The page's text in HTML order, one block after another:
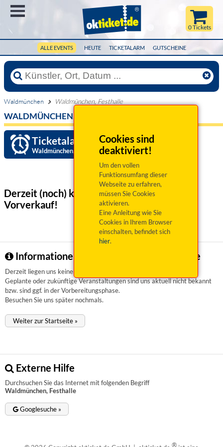
ALLE EVENTS HEUTE TICKETALARM GUTSCHEINE
0 Tickets
Cookies sind
deaktiviert!
Um den vollen
Funktionsumfang dieser
Webseite zu erfahren,
müssen Sie Cookies
aktivieren.
Eine Anleitung wie Sie
Cookies in Ihrem Browser
einschalten, befindet sich
hier.
Waldmünchen Waldmünchen, Festhalle
WALDMÜNCHEN, FESTHALLE
Ticketalarm einrichten »
Waldmünchen, Festhalle
Derzeit (noch) keine Veranstaltungen
Vorverkauf!
Informationen zu Waldmünchen, Festhalle
Derzeit liegen uns keinerlei Informationen vor.
Geplante oder zukünftige Veranstaltungen sind uns aktuell nicht bekannt
bzw. sind ggf. in der Vorbereitungsphase.
Besuchen Sie uns später nochmals.
Weiter zur Startseite »
Externe Hilfe
Durchsuchen Sie das Internet mit folgenden Begriff
Waldmünchen, Festhalle
Googlesuche »
®